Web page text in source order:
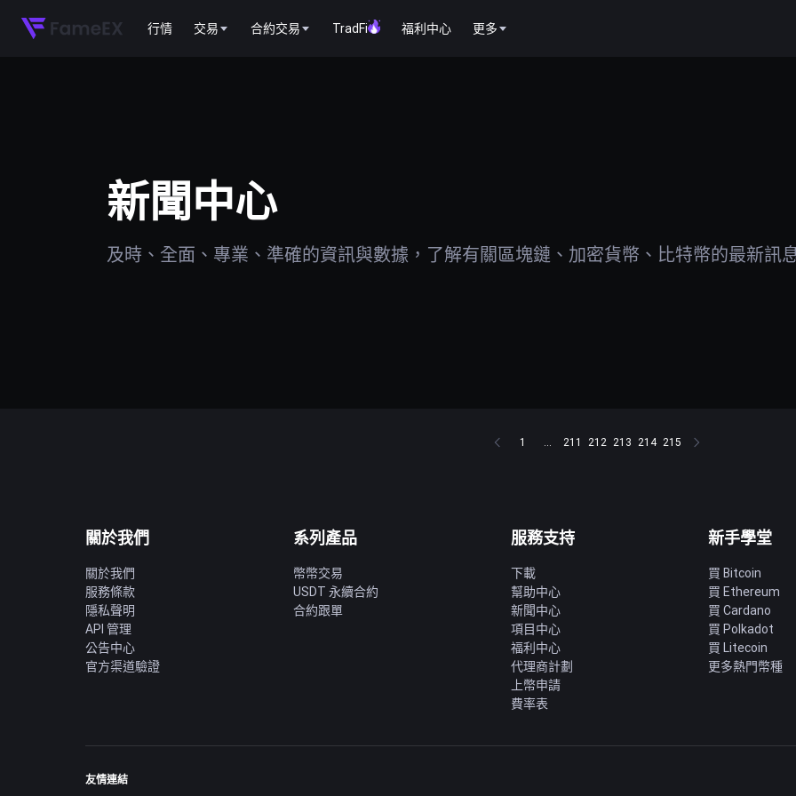
行情 交易 合約交易 TradFi 福利中心 更多
新聞中心
及時、全面、專業、準確的資訊與數據，了解有關區塊鏈、加密貨幣、比特幣的最新訊
1 ... 211 212 213 214 215
關於我們
關於我們
服務條款
隱私聲明
API 管理
公告中心
官方渠道驗證
系列產品
幣幣交易
USDT 永續合約
合約跟單
服務支持
下載
幫助中心
新聞中心
項目中心
福利中心
代理商計劃
上幣申請
費率表
新手學堂
買 Bitcoin
買 Ethereum
買 Cardano
買 Polkadot
買 Litecoin
更多熱門幣種
友情連結